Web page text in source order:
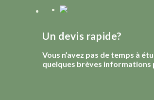
Un devis rapide?
Vous n’avez pas de temps à
quelques brèves